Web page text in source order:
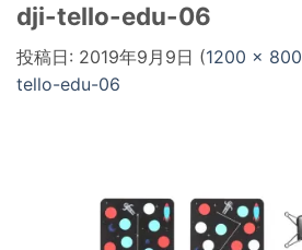
dji-tello-edu-06
投稿日: 2019年9月9日 (1200 × 800
tello-edu-06